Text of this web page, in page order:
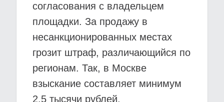
согласования с владельцем
площадки. За продажу в
несанкционированных местах
грозит штраф, различающийся по
регионам. Так, в Москве
взыскание составляет минимум
2,5 тысячи рублей.